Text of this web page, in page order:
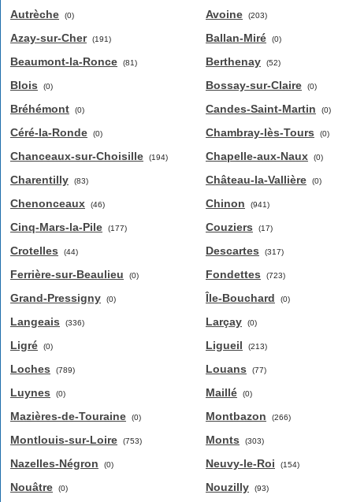
Autrèche (0)
Azay-sur-Cher (191)
Beaumont-la-Ronce (81)
Blois (0)
Bréhémont (0)
Céré-la-Ronde (0)
Chanceaux-sur-Choisille (194)
Charentilly (83)
Chenonceaux (46)
Cinq-Mars-la-Pile (177)
Crotelles (44)
Ferrière-sur-Beaulieu (0)
Grand-Pressigny (0)
Langeais (336)
Ligré (0)
Loches (789)
Luynes (0)
Mazières-de-Touraine (0)
Montlouis-sur-Loire (753)
Nazelles-Négron (0)
Nouâtre (0)
Avoine (203)
Ballan-Miré (0)
Berthenay (52)
Bossay-sur-Claire (0)
Candes-Saint-Martin (0)
Chambray-lès-Tours (0)
Chapelle-aux-Naux (0)
Château-la-Vallière (0)
Chinon (941)
Couziers (17)
Descartes (317)
Fondettes (723)
Île-Bouchard (0)
Larçay (0)
Ligueil (213)
Louans (77)
Maillé (0)
Montbazon (266)
Monts (303)
Neuvy-le-Roi (154)
Nouzilly (93)